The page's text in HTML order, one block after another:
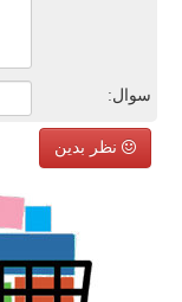
سوال:
نظر بدین